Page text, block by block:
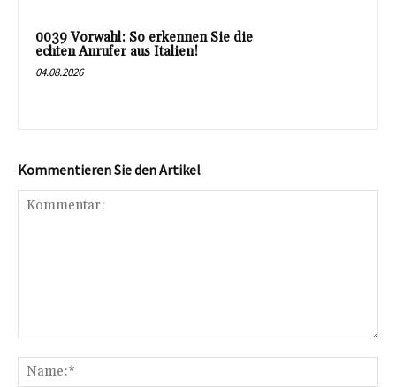
0039 Vorwahl: So erkennen Sie die
echten Anrufer aus Italien!
04.08.2026
Kommentieren Sie den Artikel